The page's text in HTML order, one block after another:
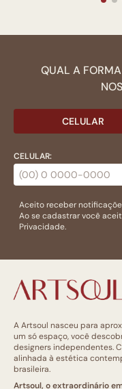
QUAL A
CELULAR
CELULAR:
Aceito receber
Ao se cadastrar você
Privacidade.
A Artsoul nasceu para
um só espaço, você
designers independentes.
alinhada à estética
brasileira.
Artsoul, o extraordinário